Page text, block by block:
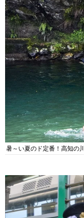
暑～い夏のド定番！高知の